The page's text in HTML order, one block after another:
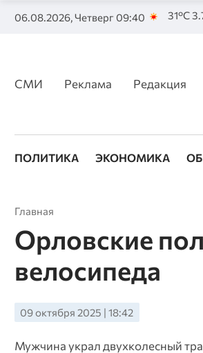
06.08.2026, Четверг 09:40 31°C
СМИ Реклама Редакция
ПОЛИТИКА ЭКОНОМИКА
Главная
Орловские
велосипеда
09 октября 2025 | 18:42
Мужчина украл двухколесный